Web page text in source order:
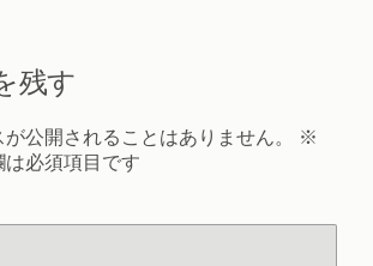
残す
公開されることはありません。
※
必須項目です